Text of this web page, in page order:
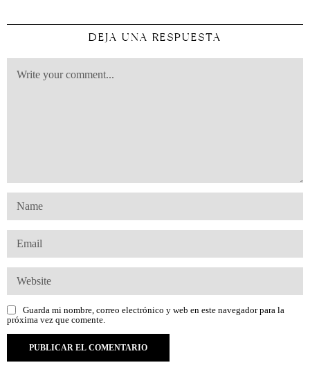
DEJA UNA RESPUESTA
Guarda mi nombre, correo electrónico y web en este navegador para la
próxima vez que comente.